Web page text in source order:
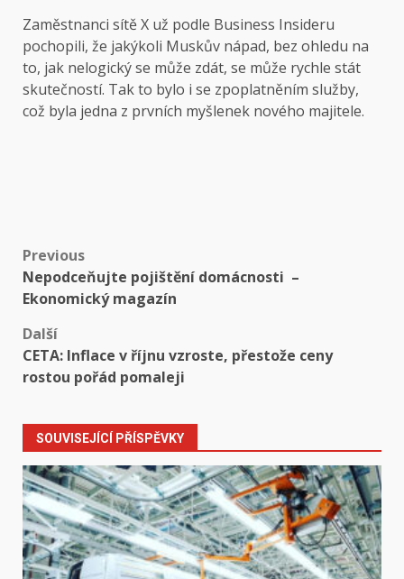
Zaměstnanci sítě X už podle Business Insideru
pochopili, že jakýkoli Muskův nápad, bez ohledu na
to, jak nelogický se může zdát, se může rychle stát
skutečností. Tak to bylo i se zpoplatněním služby,
což byla jedna z prvních myšlenek nového majitele.
Post
navigation
Previous
Nepodceňujte pojištění domácnosti –
Ekonomický magazín
Další
CETA: Inflace v říjnu vzroste, přestože ceny
rostou pořád pomaleji
SOUVISEJÍCÍ PŘÍSPĚVKY